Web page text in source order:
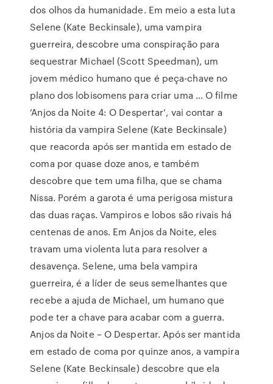
dos olhos da humanidade. Em meio a esta luta
Selene (Kate Beckinsale), uma vampira
guerreira, descobre uma conspiração para
sequestrar Michael (Scott Speedman), um
jovem médico humano que é peça-chave no
plano dos lobisomens para criar uma … O filme
‘Anjos da Noite 4: O Despertar’, vai contar a
história da vampira Selene (Kate Beckinsale)
que reacorda após ser mantida em estado de
coma por quase doze anos, e também
descobre que tem uma filha, que se chama
Nissa. Porém a garota é uma perigosa mistura
das duas raças. Vampiros e lobos são rivais há
centenas de anos. Em Anjos da Noite, eles
travam uma violenta luta para resolver a
desavença. Selene, uma bela vampira
guerreira, é a líder de seus semelhantes que
recebe a ajuda de Michael, um humano que
pode ter a chave para acabar com a guerra.
Anjos da Noite – O Despertar. Após ser mantida
em estado de coma por quinze anos, a vampira
Selene (Kate Beckinsale) descobre que ela